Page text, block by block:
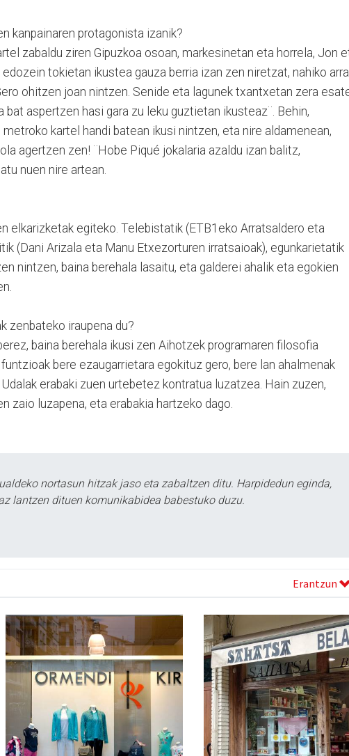
kanpainaren protagonista izanik?
zabaldu ziren Gipuzkoa osoan, markesinetan eta horrela, Jon
edozein tokietan ikustea gauza berria izan zen niretzat, nahiko
ohitzen joan nintzen. Senide eta lagunek txantxetan zera
bat aspertzen hasi gara zu leku guztietan ikusteaz¨. Behin,
kartel handi batean ikusi nintzen, eta nire aldamenean,
agertzen zen! ¨Hobe Piqué jokalaria azaldu izan balitz,
nuen nire artean.
elkarizketak egiteko. Telebistatik (ETB1eko Arratsaldero eta
(Dani Arizala eta Manu Etxezorturen irratsaioak), egunkarietatik
nintzen, baina berehala lasaitu, eta galderei ahalik eta egokien
zenbateko iraupena du?
baina berehala ikusi zen Aihotzek programaren filosofia
bere ezaugarrietara egokituz gero, bere lan ahalmenak
erabaki zuen urtebetez kontratua luzatzea. Hain zuzen,
zaio luzapena, eta erabakia hartzeko dago.
nortasun hitzak jaso eta zabaltzen ditu. Harpidedun eginda,
lantzen dituen komunikabidea babestuko duzu.
Erantzun